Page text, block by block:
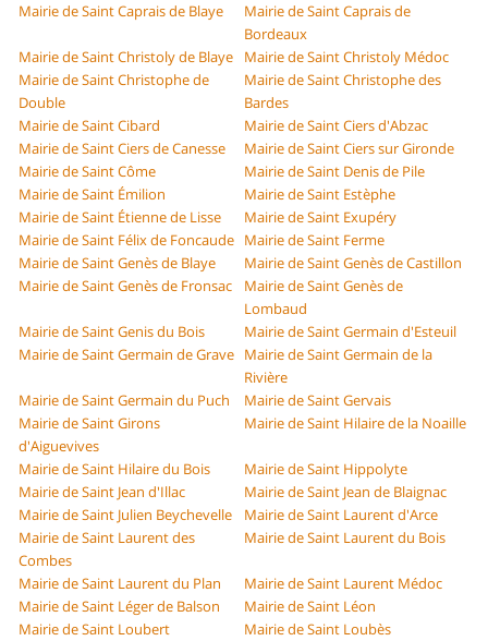
Mairie de Saint Caprais de Blaye
Mairie de Saint Caprais de
Bordeaux
Mairie de Saint Christoly de Blaye
Mairie de Saint Christoly Médoc
Mairie de Saint Christophe de
Double
Mairie de Saint Christophe des
Bardes
Mairie de Saint Cibard
Mairie de Saint Ciers d'Abzac
Mairie de Saint Ciers de Canesse
Mairie de Saint Ciers sur Gironde
Mairie de Saint Côme
Mairie de Saint Denis de Pile
Mairie de Saint Émilion
Mairie de Saint Estèphe
Mairie de Saint Étienne de Lisse
Mairie de Saint Exupéry
Mairie de Saint Félix de Foncaude Mairie de Saint Ferme
Mairie de Saint Genès de Blaye
Mairie de Saint Genès de Castillon
Mairie de Saint Genès de Fronsac
Mairie de Saint Genès de
Lombaud
Mairie de Saint Genis du Bois
Mairie de Saint Germain d'Esteuil
Mairie de Saint Germain de Grave Mairie de Saint Germain de la
Rivière
Mairie de Saint Germain du Puch
Mairie de Saint Gervais
Mairie de Saint Girons
d'Aiguevives
Mairie de Saint Hilaire de la Noaille
Mairie de Saint Hilaire du Bois
Mairie de Saint Hippolyte
Mairie de Saint Jean d'Illac
Mairie de Saint Jean de Blaignac
Mairie de Saint Julien Beychevelle
Mairie de Saint Laurent d'Arce
Mairie de Saint Laurent des
Combes
Mairie de Saint Laurent du Bois
Mairie de Saint Laurent du Plan
Mairie de Saint Laurent Médoc
Mairie de Saint Léger de Balson
Mairie de Saint Léon
Mairie de Saint Loubert
Mairie de Saint Loubès